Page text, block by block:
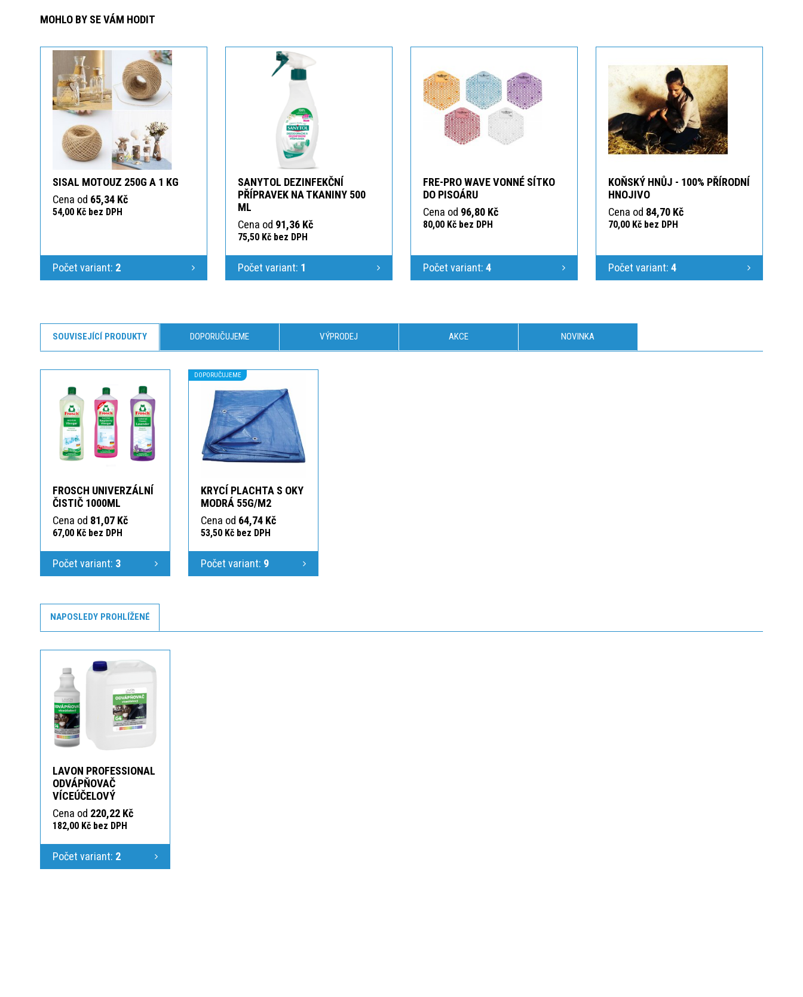
MOHLO BY SE VÁM HODIT
SISAL MOTOUZ 250G A 1 KG
Cena od 65,34 Kč
54,00 Kč bez DPH
Počet variant: 2
SANYTOL DEZINFEKČNÍ
PŘÍPRAVEK NA TKANINY 500
ML
Cena od 91,36 Kč
75,50 Kč bez DPH
Počet variant: 1
FRE-PRO WAVE VONNÉ SÍTKO
DO PISOÁRU
Cena od 96,80 Kč
80,00 Kč bez DPH
Počet variant: 4
KOŇSKÝ HNŮJ - 100% PŘÍRODNÍ
HNOJIVO
Cena od 84,70 Kč
70,00 Kč bez DPH
Počet variant: 4
SOUVISEJÍCÍ PRODUKTY DOPORUČUJEME VÝPRODEJ AKCE NOVINKA
FROSCH UNIVERZÁLNÍ
ČISTIČ 1000ML
Cena od 81,07 Kč
67,00 Kč bez DPH
Počet variant: 3
DOPORUČUJEME
KRYCÍ PLACHTA S OKY
MODRÁ 55G/M2
Cena od 64,74 Kč
53,50 Kč bez DPH
Počet variant: 9
NAPOSLEDY PROHLÍŽENÉ
LAVON PROFESSIONAL
ODVÁPŇOVAČ
VÍCEÚČELOVÝ
Cena od 220,22 Kč
182,00 Kč bez DPH
Počet variant: 2